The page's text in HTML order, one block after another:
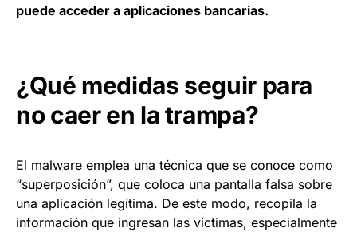
puede acceder a aplicaciones bancarias.
¿Qué medidas seguir para
no caer en la trampa?
El malware emplea una técnica que se conoce como
“superposición”, que coloca una pantalla falsa sobre
una aplicación legítima. De este modo, recopila la
información que ingresan las víctimas, especialmente